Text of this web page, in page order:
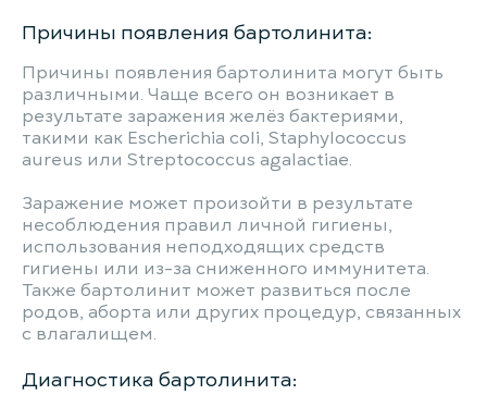
Причины появления бартолинита:
Причины появления бартолинита могут быть
различными. Чаще всего он возникает в
результате заражения желёз бактериями,
такими как Escherichia coli, Staphylococcus
aureus или Streptococcus agalactiae.
Заражение может произойти в результате
несоблюдения правил личной гигиены,
использования неподходящих средств
гигиены или из-за сниженного иммунитета.
Также бартолинит может развиться после
родов, аборта или других процедур, связанных
с влагалищем.
Диагностика бартолинита: